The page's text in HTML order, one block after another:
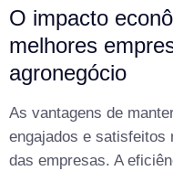
O impacto
melhores
agronegócio
As vantagens de
engajados e satisfeitos
das empresas. A